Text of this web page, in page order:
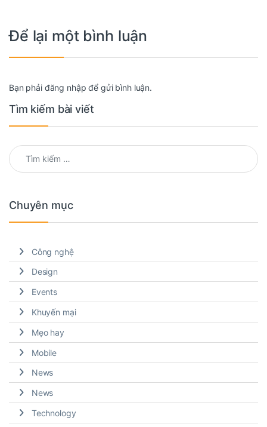
Để lại một bình luận
Bạn phải đăng nhập để gửi bình luận.
Tìm kiếm bài viết
Tìm kiếm cho:
Chuyên mục
Công nghệ
Design
Events
Khuyến mại
Mẹo hay
Mobile
News
News
Technology